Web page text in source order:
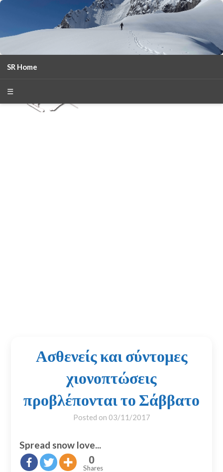
SR Home
☰
Ασθενείς και σύντομες
χιονοπτώσεις
προβλέπονται το Σάββατο
Posted on 03/11/2017
Spread snow love...
0
Shares